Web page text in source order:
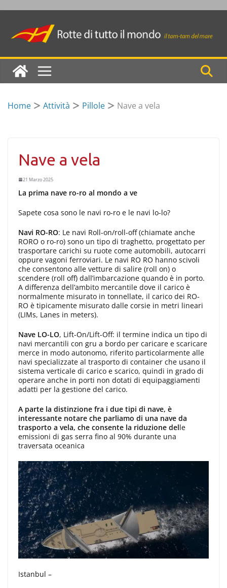
to
Home Attività Pillole Nave a vela
Nave a vela
21 Marzo 2025
La prima nave ro-ro al mondo a ve
Sapete cosa sono le navi ro-ro e le navi lo-lo?
Navi RO-RO: Le navi Roll-on/roll-off (chiamate anche
RORO o ro-ro) sono un tipo di traghetto, progettato per
trasportare carichi su ruote come automobili, autocarri
oppure vagoni ferroviari. Le navi RO RO hanno scivoli
che consentono alle vetture di salire (roll on) o
scendere (roll off) dall’imbarcazione quando è in porto.
A differenza dell’ambito mercantile dove il carico è
normalmente misurato in tonnellate, il carico dei RO-
RO è tipicamente misurato dalle corsie in metri lineari
(LIMs, Lanes in meters).
Nave LO-LO, Lift-On/Lift-Off: il termine indica un tipo di
navi mercantili con gru a bordo per caricare e scaricare
merce in modo autonomo, riferito particolarmente alle
navi specializzate al trasporto di container che usano il
sistema verticale di carico e scarico, quindi in grado di
operare anche in porti non dotati di equipaggiamenti
adatti per la gestione del carico.
A parte la distinzione fra i due tipi di nave, è
interessante notare che parliamo di una nave da
trasporto a vela, che consente la riduzione delle
emissioni di gas serra fino al 90% durante una
traversata oceanica
Istanbul –